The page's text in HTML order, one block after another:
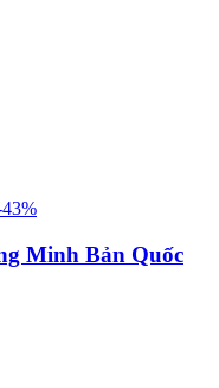
Minh Bản Quốc